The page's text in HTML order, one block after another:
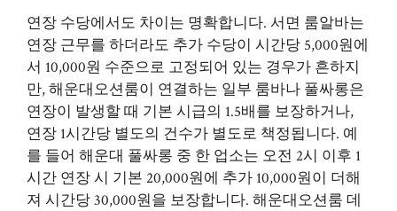
연장 수당에서도 차이는 명확합니다. 서면 룸알바는
연장 근무를 하더라도 추가 수당이 시간당 5,000원에
서 10,000원 수준으로 고정되어 있는 경우가 흔하지
만, 해운대오션룸이 연결하는 일부 룸바나 풀싸롱은
연장이 발생할 때 기본 시급의 1.5배를 보장하거나,
연장 1시간당 별도의 건수가 별도로 책정됩니다. 예
를 들어 해운대 풀싸롱 중 한 업소는 오전 2시 이후 1
시간 연장 시 기본 20,000원에 추가 10,000원이 더해
져 시간당 30,000원을 보장합니다. 해운대오션룸 데